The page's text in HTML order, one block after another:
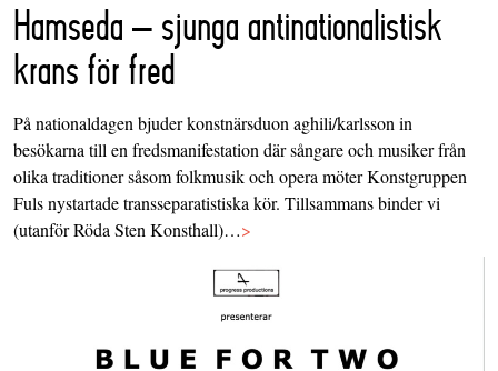
Hamseda – sjunga antinationalistisk
krans för fred
På nationaldagen bjuder konstnärsduon aghili/karlsson in
besökarna till en fredsmanifestation där sångare och musiker från
olika traditioner såsom folkmusik och opera möter Konstgruppen
Fuls nystartade transseparatistiska kör. Tillsammans binder vi
(utanför Röda Sten Konsthall)…>